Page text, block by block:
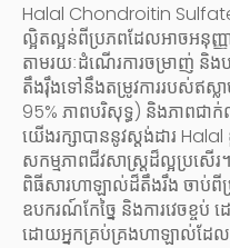
Halal Chondroitin
ល្អិតល្អន់ពីប្រភពដែលអាចអនុញ្
តាមរយៈដំណើរការចម្រាញ់ និង
តឹងរ៉ឹងទៅនឹងតម្រូវការរបស់ឥស្ល
95% ភាពបរិសុទ្ធ) និងភាពជា
យើងរក្សាបាននូវស្តង់ដារ
សកម្មភាពជីវសាស្ត្រដ៏ល្អប្រស
ពិធីសារហាឡាល់ដ៏តឹងរឹង ចាប់ពី
ឧបករណ៍កែច្នៃ និងការវេចខ្ចប់
ដោយអ្នកគ្រប់គ្រងហាឡាល់ដែល